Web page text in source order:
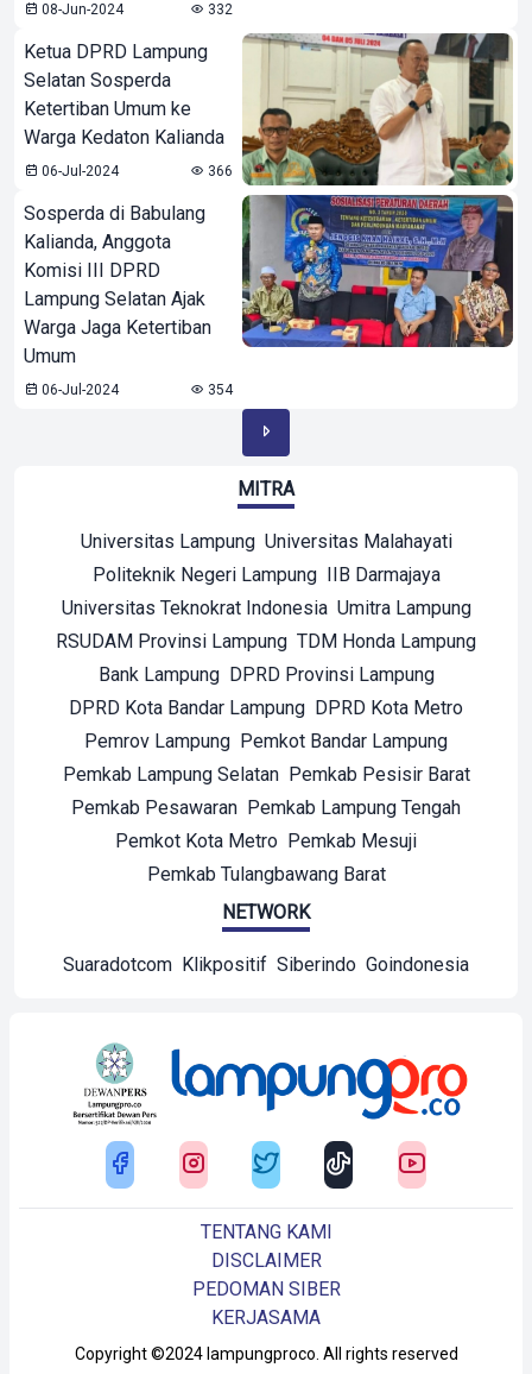
08-Jun-2024 332
Ketua DPRD Lampung
Selatan Sosperda
Ketertiban Umum ke
Warga Kedaton Kalianda
06-Jul-2024 366
Sosperda di Babulang
Kalianda, Anggota
Komisi III DPRD
Lampung Selatan Ajak
Warga Jaga Ketertiban
Umum
06-Jul-2024 354
MITRA
Universitas Lampung Universitas Malahayati
Politeknik Negeri Lampung IIB Darmajaya
Universitas Teknokrat Indonesia Umitra Lampung
RSUDAM Provinsi Lampung TDM Honda Lampung
Bank Lampung DPRD Provinsi Lampung
DPRD Kota Bandar Lampung DPRD Kota Metro
Pemrov Lampung Pemkot Bandar Lampung
Pemkab Lampung Selatan Pemkab Pesisir Barat
Pemkab Pesawaran Pemkab Lampung Tengah
Pemkot Kota Metro Pemkab Mesuji
Pemkab Tulangbawang Barat
NETWORK
Suaradotcom Klikpositif Siberindo Goindonesia
Copyright ©2024 lampungproco. All rights reserved
TENTANG KAMI
DISCLAIMER
PEDOMAN SIBER
KERJASAMA